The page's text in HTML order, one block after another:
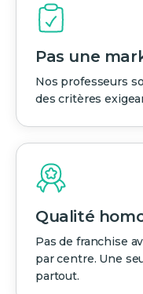
Pas une
Nos professeurs
des critères
Qualité
Pas de franchise
par centre. Une
partout.